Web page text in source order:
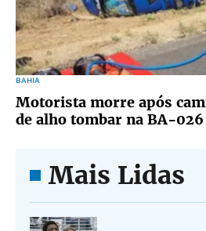
BAHIA
Motorista morre após
de alho tombar na BA-026
Mais Lidas